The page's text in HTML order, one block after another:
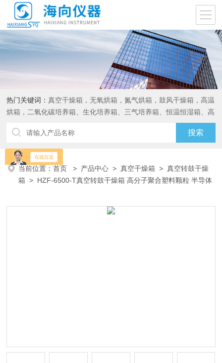
热门关键词：真空干燥箱，无氧烘箱，氮气烘箱，鼓风干燥箱，高温
烘箱，二氧化碳培养箱、生化培养箱、三气培养箱、恒温恒湿箱、高
当前位置：首页 > 产品中心 >真空干燥箱 >真空转鼓干燥
箱 > HZF-6500-T真空转鼓干燥箱 高分子聚合塑料颗粒 半导体